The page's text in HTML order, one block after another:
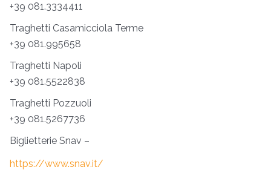
+39 081.3334411
Traghetti Casamicciola Terme
+39 081.995658
Traghetti Napoli
+39 081.5522838
Traghetti Pozzuoli
+39 081.5267736
Biglietterie Snav –
https://www.snav.it/